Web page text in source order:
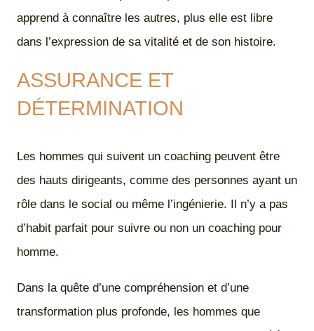
apprend à connaître les autres, plus elle est libre
dans l’expression de sa vitalité et de son histoire.
ASSURANCE ET
DÉTERMINATION
Les hommes qui suivent un coaching peuvent être
des hauts dirigeants, comme des personnes ayant un
rôle dans le social ou même l’ingénierie. Il n’y a pas
d’habit parfait pour suivre ou non un coaching pour
homme.
Dans la quête d’une compréhension et d’une
transformation plus profonde, les hommes que